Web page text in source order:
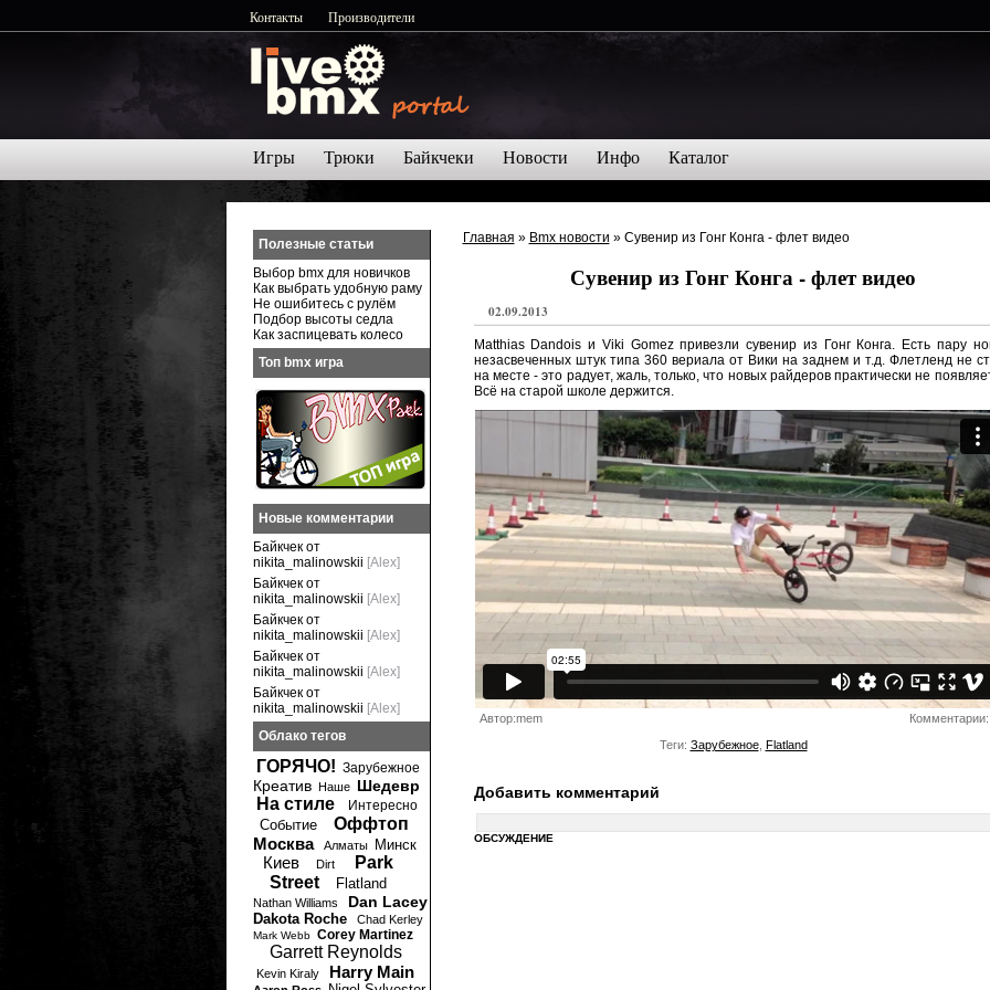
Контакты Производители
Игры Трюки Байкчеки Новости Инфо Каталог
Главная » Bmx новости »
Сувенир из Гонг Конга - флет видео
02.09.2013
Matthias Dandois и Viki Gomez привезли сувенир из Гонг Конга. Есть пару
незасвеченных штук типа 360 вериала от Вики на заднем и т.д. Флетленд не
на месте - это радует, жаль, только, что новых райдеров практически не
Всё на старой школе держится.
Автор:mem
Комментарии:
Теги: Зарубежное, Flatland
Добавить комментарий
ОБСУЖДЕНИЕ
Полезные статьи
Выбор bmx для новичков
Как выбрать удобную раму
Не ошибитесь с рулём
Подбор высоты седла
Как заспицевать колесо
Топ bmx игра
Новые комментарии
Байкчек от
nikita_malinowskii [Alex]
Байкчек от
nikita_malinowskii [Alex]
Байкчек от
nikita_malinowskii [Alex]
Байкчек от
nikita_malinowskii [Alex]
Байкчек от
nikita_malinowskii [Alex]
Облако тегов
ГОРЯЧО! Зарубежное
Креатив Наше Шедевр
На стиле Интересно
Событие
Оффтоп
Москва
Алматы Минск
Киев Dirt
Park
Street
Flatland
Nathan Williams Dan Lacey
Dakota Roche Chad Kerley
Mark Webb Corey Martinez
Garrett Reynolds
Kevin Kiraly Harry Main